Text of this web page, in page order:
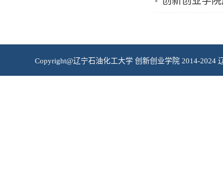
Copyright@辽宁石油化工大学 创新创业学院 2014-2024